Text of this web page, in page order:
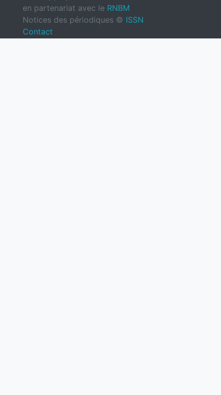
en partenariat avec le RNBM
Notices des périodiques © ISSN
Contact